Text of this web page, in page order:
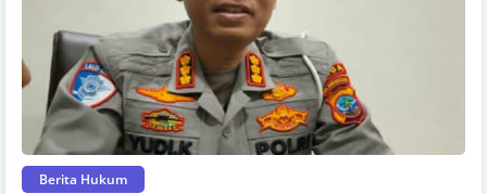
Berita Hukum